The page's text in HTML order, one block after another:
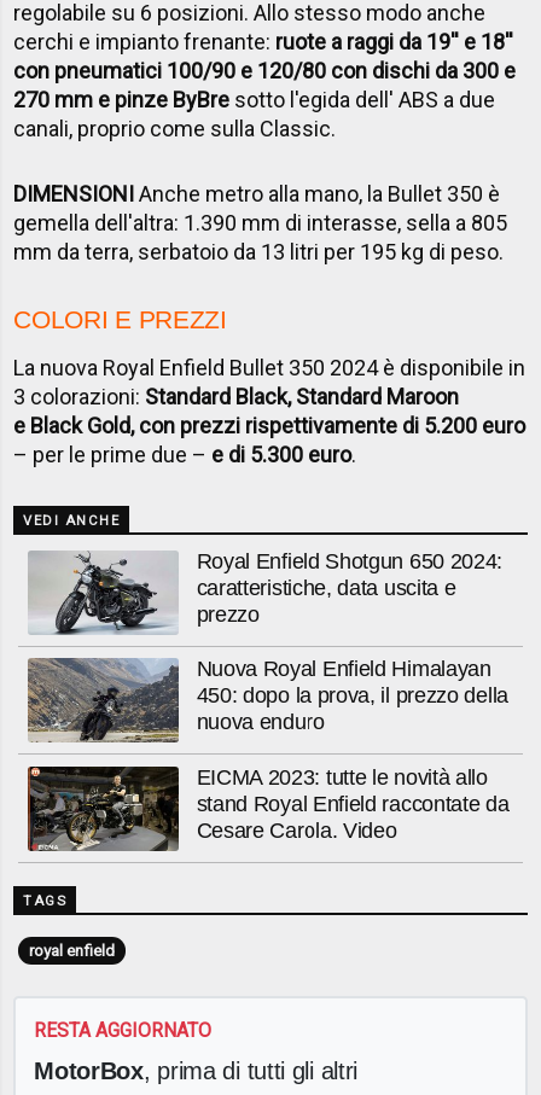
regolabile su 6 posizioni. Allo stesso modo anche
cerchi e impianto frenante: ruote a raggi da 19'' e 18''
con pneumatici 100/90 e 120/80 con dischi da 300 e
270 mm e pinze ByBre sotto l'egida dell' ABS a due
canali, proprio come sulla Classic.
DIMENSIONIAnche metro alla mano, la Bullet 350 è
gemella dell'altra: 1.390 mm di interasse, sella a 805
mm da terra, serbatoio da 13 litri per 195 kg di peso.
COLORI E PREZZI
La nuova Royal Enfield Bullet 350 2024 è disponibile in
3 colorazioni: Standard Black, Standard Maroon
e Black Gold, con prezzi rispettivamente di 5.200 euro
– per le prime due – e di 5.300 euro.
VEDI ANCHE
Royal Enfield Shotgun 650 2024:
caratteristiche, data uscita e
prezzo
Nuova Royal Enfield Himalayan
450: dopo la prova, il prezzo della
nuova enduro
EICMA 2023: tutte le novità allo
stand Royal Enfield raccontate da
Cesare Carola. Video
TAGS
royal enfield
RESTA AGGIORNATO
MotorBox, prima di tutti gli altri